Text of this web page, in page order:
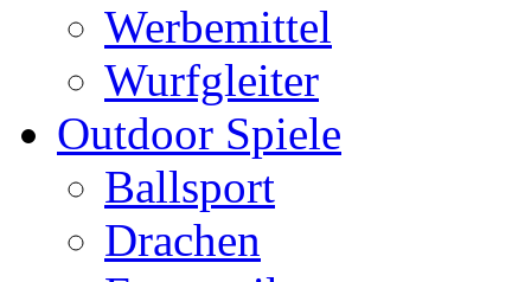
Werbemittel
Wurfgleiter
Outdoor Spiele
Ballsport
Drachen